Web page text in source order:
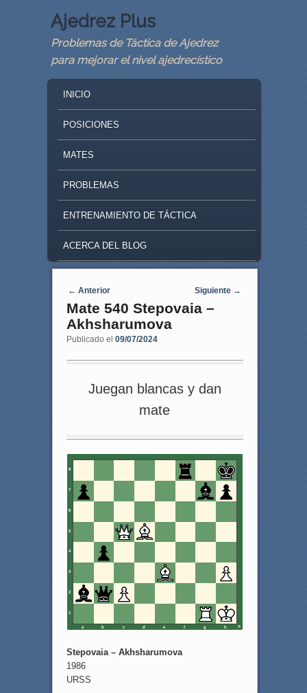
Ajedrez Plus
Problemas de Táctica de Ajedrez
para mejorar el nivel ajedrecístico
SKIP TO PRIMARY CONTENT
SKIP TO SECONDARY CONTENT
INICIO
POSICIONES
MATES
PROBLEMAS
ENTRENAMIENTO DE TÁCTICA
ACERCA DEL BLOG
Navegaci�n de entradas
← Anterior Siguiente →
Mate 540 Stepovaia –
Akhsharumova
Publicado el 09/07/2024
Juegan blancas y dan
mate
8
7
6
5
4
3
2
1
a b c d e f g h
Stepovaia – Akhsharumova
1986
URSS